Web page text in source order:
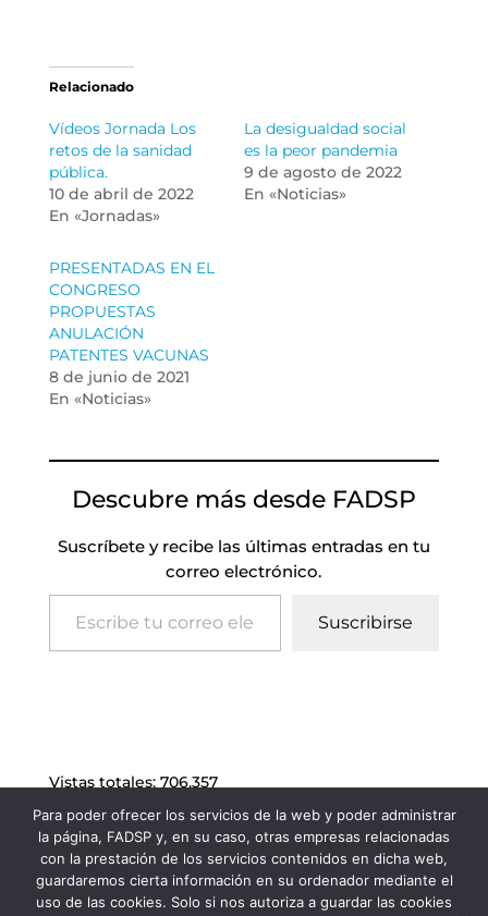
Relacionado
Vídeos Jornada Los
retos de la sanidad
pública.
10 de abril de 2022
En «Jornadas»
La desigualdad social
es la peor pandemia
9 de agosto de 2022
En «Noticias»
PRESENTADAS EN EL
CONGRESO
PROPUESTAS
ANULACIÓN
PATENTES VACUNAS
8 de junio de 2021
En «Noticias»
Descubre más desde FADSP
Suscríbete y recibe las últimas entradas en tu
correo electrónico.
Escribe tu correo electrónico…
Suscribirse
Vistas totales: 706.357
Para poder ofrecer los servicios de la web y poder administrar
la página, FADSP y, en su caso, otras empresas relacionadas
con la prestación de los servicios contenidos en dicha web,
guardaremos cierta información en su ordenador mediante el
uso de las cookies. Solo si nos autoriza a guardar las cookies